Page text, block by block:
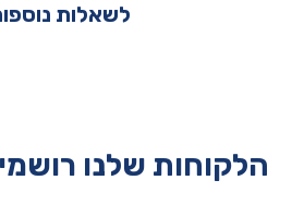
לשאלות
הלקוחות שלנו